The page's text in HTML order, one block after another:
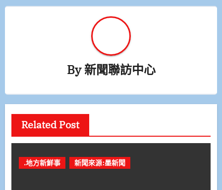
By新聞聯訪中心
Related Post
.地方新鮮事 新聞來源:墨新聞